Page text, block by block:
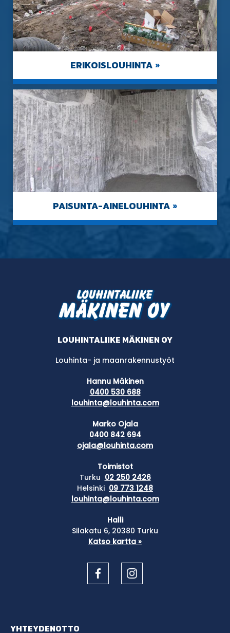
ERIKOISLOUHINTA »
PAISUNTA-AINELOUHINTA »
LOUHINTALIIKE MÄKINEN OY
Louhinta- ja maanrakennustyöt
Hannu Mäkinen
0400 530 688
louhinta@louhinta.com
Marko Ojala
0400 842 694
ojala@louhinta.com
Toimistot
Turku 02 250 2426
Helsinki 09 773 1248
louhinta@louhinta.com
Halli
Silakatu 6, 20380 Turku
Katso kartta »
YHTEYDENOTTO